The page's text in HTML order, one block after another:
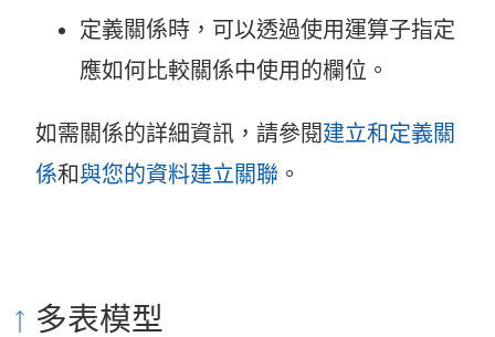
定義關係時，可以透過使用運算子指定
應如何比較關係中使用的欄位。
如需關係的詳細資訊，請參閱建立和定義關
係和與您的資料建立關聯 。
多表模型